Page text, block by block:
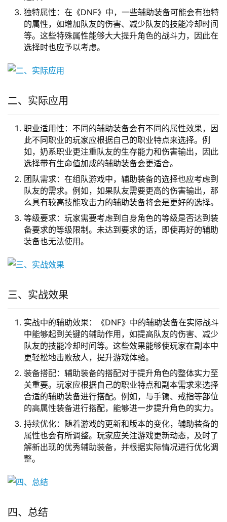
独特属性：在《DNF》中，一些辅助装备可能会有独特
的属性，如增加队友的伤害、减少队友的技能冷却时间
等。这些特殊属性能够大大提升角色的战斗力，因此在
选择时也应予以考虑。
二、实际应用
职业适用性：不同的辅助装备会有不同的属性效果，因
此不同职业的玩家应根据自己的职业特点来选择。例
如，奶系职业更注重队友的生存能力和伤害输出，因此
选择带有生命值加成的辅助装备会更适合。
团队需求：在组队游戏中，辅助装备的选择也应考虑到
队友的需求。例如，如果队友需要更高的伤害输出，那
么具有较高技能攻击力的辅助装备将会是更好的选择。
等级要求：玩家需要考虑到自身角色的等级是否达到装
备要求的等级限制。未达到要求的话，即使再好的辅助
装备也无法使用。
三、实战效果
实战中的辅助效果：《DNF》中的辅助装备在实际战斗
中能够起到关键的辅助作用，如提高队友的伤害、减少
队友的技能冷却时间等。这些效果能够使玩家在副本中
更轻松地击败敌人，提升游戏体验。
装备搭配：辅助装备的搭配对于提升角色的整体实力至
关重要。玩家应根据自己的职业特点和副本需求来选择
合适的辅助装备进行搭配。例如，与手镯、戒指等部位
的高属性装备进行搭配，能够进一步提升角色的实力。
持续优化：随着游戏的更新和版本的变化，辅助装备的
属性也会有所调整。玩家应关注游戏更新动态，及时了
解新出现的优秀辅助装备，并根据实际情况进行优化调
整。
四、总结